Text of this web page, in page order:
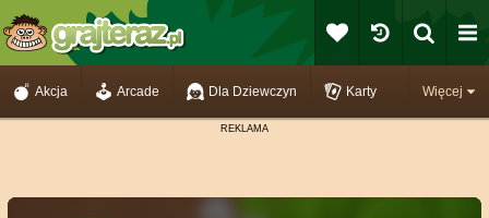
Więcej
Akcja Arcade Dla Dziewczyn Karty